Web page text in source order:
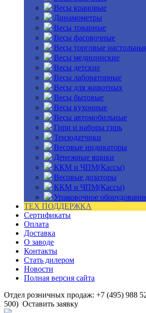
Весы крановые
Динамометры
Весы товарные
Весы фасовочные
Весы торговые
Весы медицинские
Весы детские
Весы лабораторные
Весы для животных
Весы бытовые
Весы кухонные
Весы автомобильные
Гири и наборы гирь
Тензодатчики
Весовые индикаторы
Денежные ящики
ККМ и ЧПМ(Кассы)
Весовые дозаторы
ККМ и ЧПМ(Кассы)
Упаковочное
ТЕХ ПОДДЕРЖКА
Сертификаты
Оплата
Доставка
О заводе
Контакты
Стать дилером
Новости
Полная версия сайта
Отдел розничных продаж: +7 (495) 988
500) Оставить заявку